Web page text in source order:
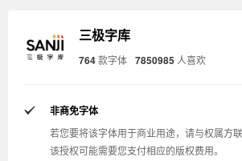
三极字库
764款字体 7850985 人喜欢
非商免字体
若您要将该字体用于商业用途，请与权属方
该授权可能需要您支付相应的版权费用。